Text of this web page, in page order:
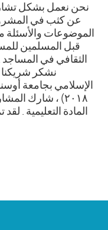
نحن نعمل بشكل
عن كثب في
الموضوعات
قبل المسلمين
الثقافي في
نشكر شريكنا
٢٠١٨) ، شارك
المادة التعليمية .